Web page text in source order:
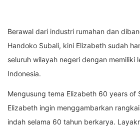
Berawal dari industri rumahan dan
Handoko Subali, kini Elizabeth sudah
seluruh wilayah negeri dengan memiliki
Indonesia.
Mengusung tema Elizabeth 60 years of
Elizabeth ingin menggambarkan
indah selama 60 tahun berkarya.